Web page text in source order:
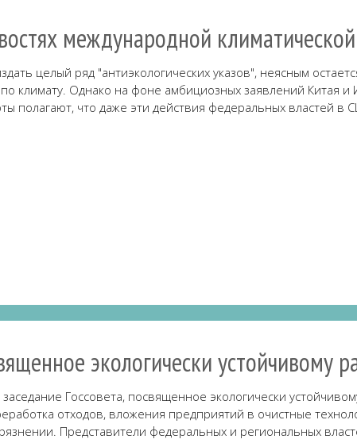
международной
целый ряд "антиэкологических указов", неясным
климату. Однако на фоне амбициозных заявлений Китая
полагают, что даже эти действия федеральных властей
экологически устойчивому
Госсовета, посвященное экологически
отходов, вложения предприятий в очистные
Представители федеральных и региональных